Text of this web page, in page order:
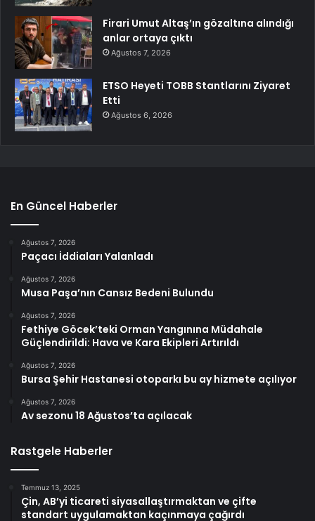
Firari Umut Altaş’ın gözaltına alındığı
anlar ortaya çıktı
Ağustos 7, 2026
ETSO Heyeti TOBB Stantlarını Ziyaret
Etti
Ağustos 6, 2026
En Güncel Haberler
Ağustos 7, 2026
Paçacı İddiaları Yalanladı
Ağustos 7, 2026
Musa Paşa’nın Cansız Bedeni Bulundu
Ağustos 7, 2026
Fethiye Göcek’teki Orman Yangınına Müdahale
Güçlendirildi: Hava ve Kara Ekipleri Artırıldı
Ağustos 7, 2026
Bursa Şehir Hastanesi otoparkı bu ay hizmete açılıyor
Ağustos 7, 2026
Av sezonu 18 Ağustos’ta açılacak
Rastgele Haberler
Temmuz 13, 2025
Çin, AB’yi ticareti siyasallaştırmaktan ve çifte
standart uygulamaktan kaçınmaya çağırdı